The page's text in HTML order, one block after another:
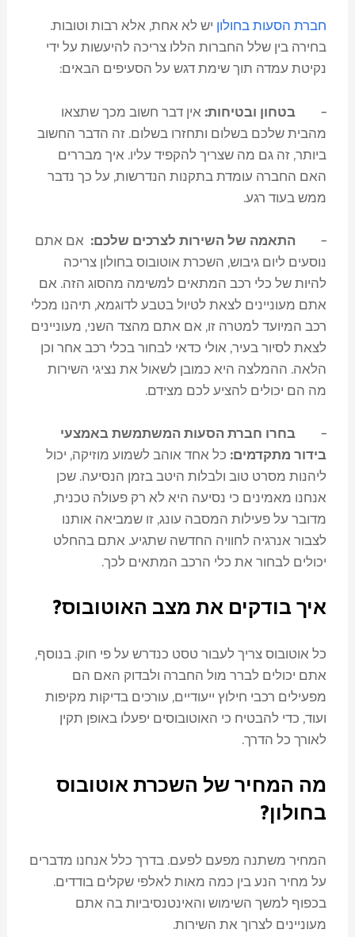
חברת הסעות בחולון יש לא אחת, אלא רבות וטובות.
בחירה בין שלל החברות הללו צריכה להיעשות על ידי
נקיטת עמדה תוך שימת דגש על הסעיפים הבאים:
–בטחון ובטיחות: אין דבר חשוב מכך שתצאו
מהבית שלכם בשלום ותחזרו בשלום. זה הדבר החשוב
ביותר, זה גם מה שצריך להקפיד עליו. איך מבררים
האם החברה עומדת בתקנות הנדרשות, על כך נדבר
ממש בעוד רגע.
– התאמה של השירות לצרכים שלכם: אם אתם
נוסעים ליום גיבוש, השכרת אוטובוס בחולון צריכה
להיות של כלי רכב המתאים למשימה מהסוג הזה. אם
אתם מעוניינים לצאת לטיול בטבע לדוגמא, תיהנו מכלי
רכב המיועד למטרה זו, אם אתם מהצד השני, מעוניינים
לצאת לסיור בעיר, אולי כדאי לבחור בכלי רכב אחר וכן
הלאה. ההמלצה היא כמובן לשאול את נציגי השירות
מה הם יכולים להציע לכם מצידם.
–בחרו חברת הסעות המשתמשת באמצעי
בידור מתקדמים: כל אחד אוהב לשמוע מוזיקה, יכול
ליהנות מסרט טוב ולבלות היטב בזמן הנסיעה. שכן
אנחנו מאמינים כי נסיעה היא לא רק פעולה טכנית,
מדובר על פעילות המסבה עונג, זו שמביאה אותנו
לצבור אנרגיה לחוויה החדשה שתגיע. אתם בהחלט
יכולים לבחור את כלי הרכב המתאים לכך.
איך בודקים את מצב האוטובוס?
כל אוטובוס צריך לעבור טסט כנדרש על פי חוק. בנוסף,
אתם יכולים לברר מול החברה ולבדוק האם הם
מפעילים רכבי חילוץ ייעודיים, עורכים בדיקות מקיפות
ועוד, כדי להבטיח כי האוטובוסים יפעלו באופן תקין
לאורך כל הדרך.
מה המחיר של השכרת אוטובוס
בחולון?
המחיר משתנה מפעם לפעם. בדרך כלל אנחנו מדברים
על מחיר הנע בין כמה מאות לאלפי שקלים בודדים.
בכפוף למשך השימוש והאינטנסיביות בה אתם
מעוניינים לצרוך את השירות.